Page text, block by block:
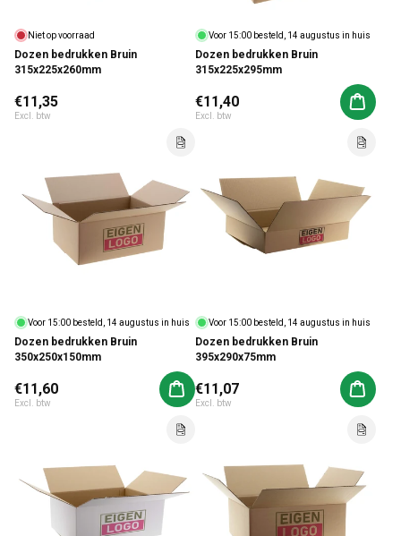
Niet op voorraad
Dozen bedrukken Bruin
315x225x260mm
Normale prijs
€11,35
Excl. btw
Voor 15:00 besteld, 14 augustus in huis
Dozen bedrukken Bruin
315x225x295mm
Normale prijs
€11,40
Excl. btw
Aan
Voor 15:00 besteld, 14 augustus in huis
Dozen bedrukken Bruin
350x250x150mm
Normale prijs
€11,60
Excl. btw
Aan winkelwagen toevoegen
Voor 15:00 besteld, 14 augustus in huis
Dozen bedrukken Bruin
395x290x75mm
Normale prijs
€11,07
Excl. btw
Aan